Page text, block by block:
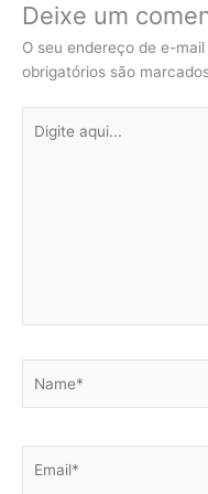
Deixe um
O seu endereço de e-
obrigatórios são
aqui...